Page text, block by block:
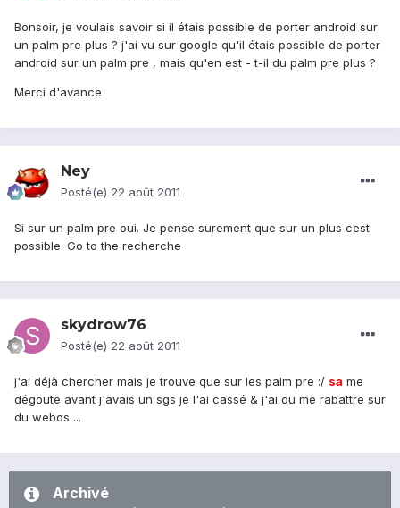
Bonsoir, je voulais savoir si il étais possible de porter android sur
un palm pre plus ? j'ai vu sur google qu'il étais possible de porter
android sur un palm pre , mais qu'en est - t-il du palm pre plus ?
Merci d'avance
Ney
Posté(e) 22 août 2011
Si sur un palm pre oui. Je pense surement que sur un plus cest
possible. Go to the recherche
skydrow76
Posté(e) 22 août 2011
j'ai déjà chercher mais je trouve que sur les palm pre :/ sa me
dégoute avant j'avais un sgs je l'ai cassé & j'ai du me rabattre sur
du webos ...
Archivé